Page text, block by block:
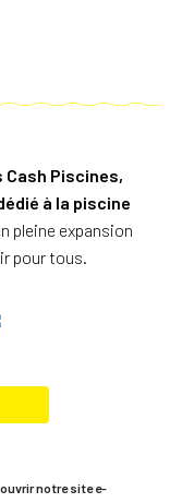
Cash Piscines,
à la piscine
pleine expansion
pour tous.
notre site e-